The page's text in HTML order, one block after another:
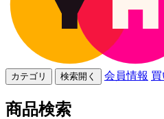
カテゴリ 検索開く 会員情報
商品検索